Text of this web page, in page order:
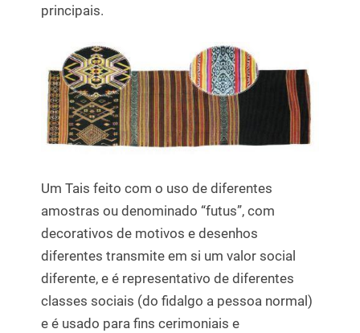
principais.
Um Tais feito com o uso de diferentes
amostras ou denominado “futus”, com
decorativos de motivos e desenhos
diferentes transmite em si um valor social
diferente, e é representativo de diferentes
classes sociais (do fidalgo a pessoa normal)
e é usado para fins cerimoniais e